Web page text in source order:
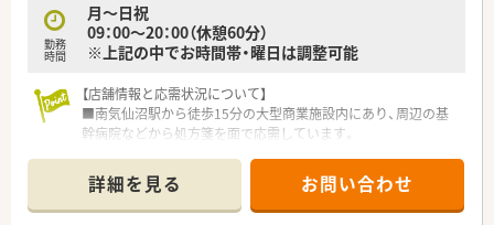
勤務
時間
月～日祝
09：00～20：00（休憩60分）
※上記の中でお時間帯・曜日は調整可能
【店舗情報と応需状況について】
■南気仙沼駅から徒歩15分の大型商業施設内にあり、周辺の基
幹病院などから処方箋を面で応需しています。
丁寧な服薬指導を行うことが可能です。
■薬剤師は常勤3名と派遣1名が在籍しており、事務スタッフも2
名から3名配置され業務分担が明確です。
詳細を見る お問い合わせ